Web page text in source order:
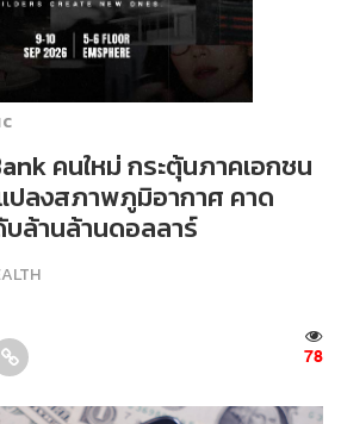
คนใหม่ กระตุ้นภาคเอกชน
ปลงสภาพภูมิอากาศ คาด
บล้านล้านดอลลาร์
78